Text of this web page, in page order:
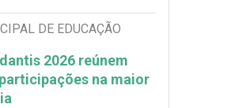
DE EDUCAÇÃO
2026 reúnem
na maior